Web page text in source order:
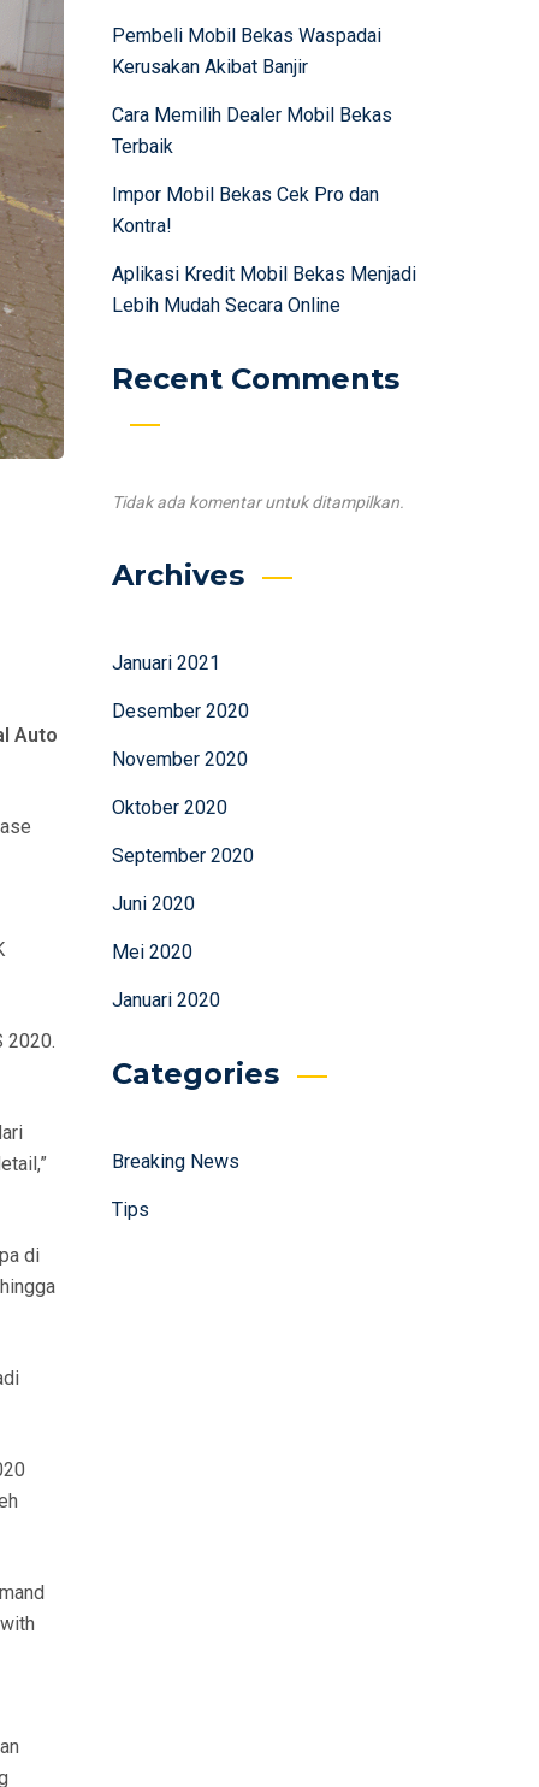
Auto
2020.
di
Pembeli Mobil Bekas Waspadai
Kerusakan Akibat Banjir
Cara Memilih Dealer Mobil Bekas
Terbaik
Impor Mobil Bekas Cek Pro dan
Kontra!
Aplikasi Kredit Mobil Bekas Menjadi
Lebih Mudah Secara Online
Recent Comments
Tidak ada komentar untuk ditampilkan.
Archives
Januari 2021
Desember 2020
November 2020
Oktober 2020
September 2020
Juni 2020
Mei 2020
Januari 2020
Categories
Breaking News
Tips